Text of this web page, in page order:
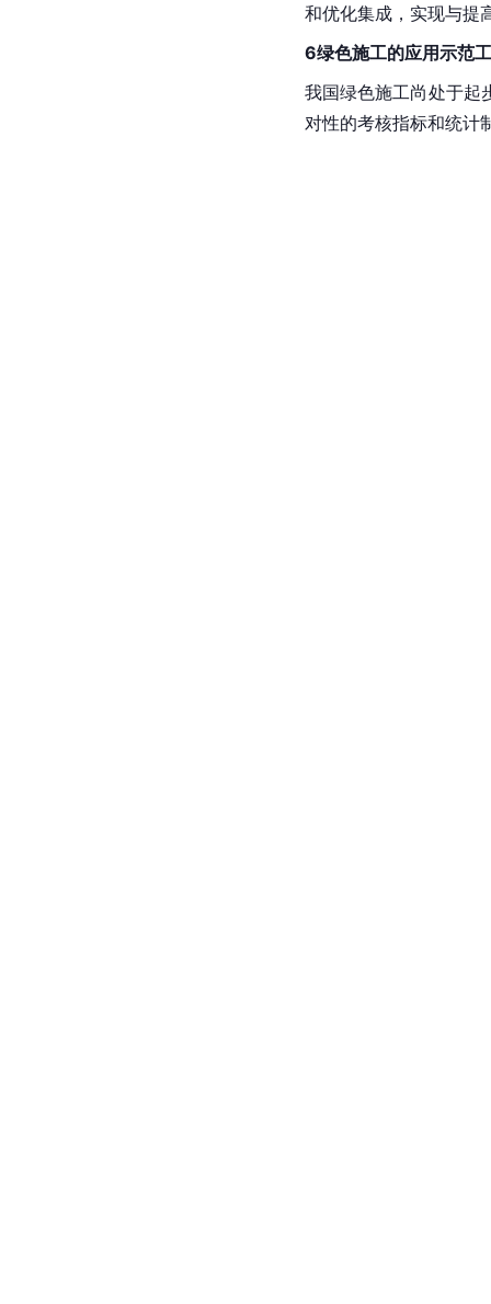
和优化集成，实现与提
6绿色施工的应用示范
我国绿色施工尚处于起
对性的考核指标和统计